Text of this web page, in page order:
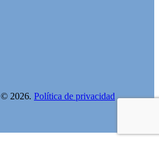
© 2026. Política de privacidad